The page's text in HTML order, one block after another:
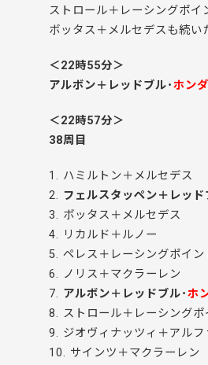
ストロール＋レーシングポイ
ボッタス＋メルセデスも続い
＜22時55分＞
アルボン＋レッドブル･ホンダ
＜22時57分＞
38周目
1. ハミルトン＋メルセデス
2. フェルスタッペン＋レッド
3. ボッタス＋メルセデス
4. リカルド＋ルノー
5. ペレス＋レーシングポイン
6. ノリス＋マクラーレン
7. アルボン＋レッドブル･ホ
8. ストロール＋レーシングポ
9. ジオヴィナッツィ＋アルフ
10. サインツ＋マクラーレン